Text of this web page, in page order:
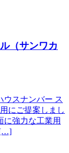
（サンワカ
ウスナンバー ス
にご提案しまし
に強力な工業用
[…]